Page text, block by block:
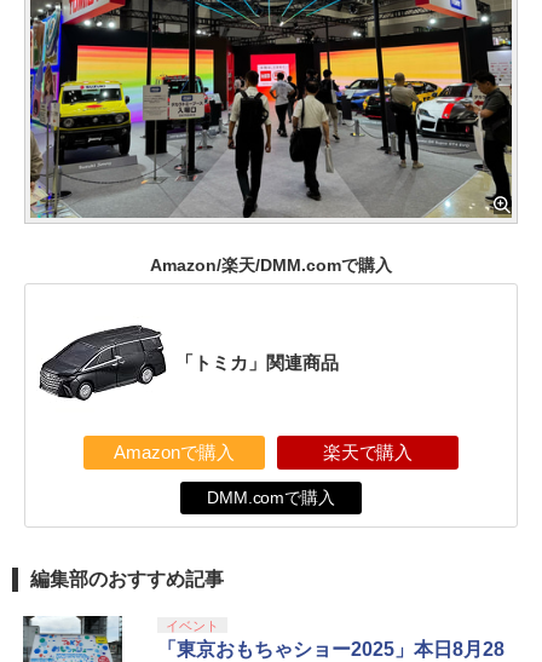
Amazon/楽天/DMM.comで購入
「トミカ」関連商品
Amazonで購入 楽天で購入
DMM.comで購入
編集部のおすすめ記事
イベント
「東京おもちゃショー2025」本日8月28